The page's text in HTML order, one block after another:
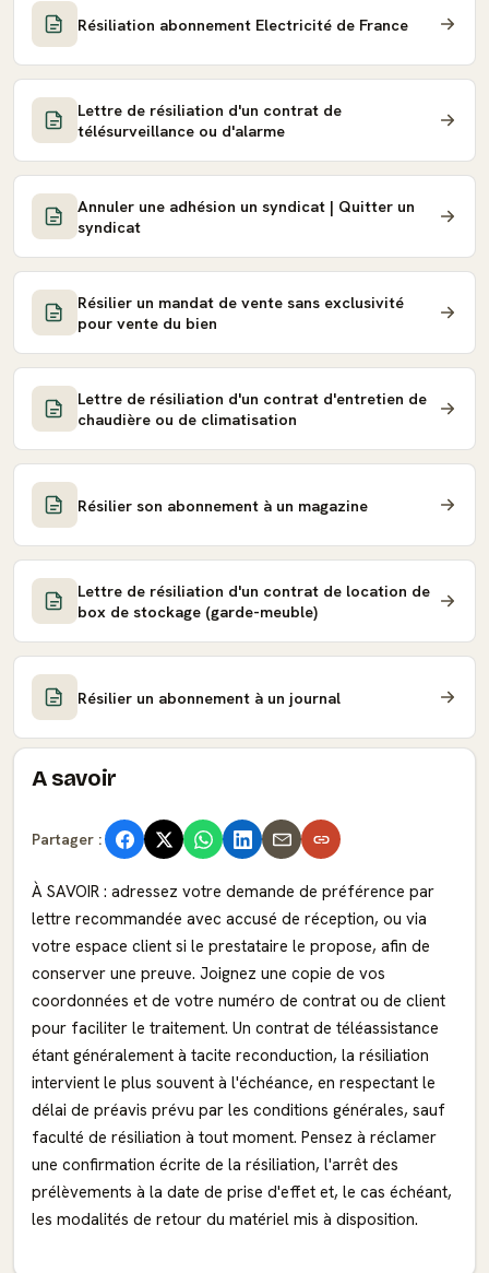
Résiliation abonnement Electricité de France
Lettre de résiliation d'un contrat de
télésurveillance ou d'alarme
Annuler une adhésion un syndicat | Quitter un
syndicat
Résilier un mandat de vente sans exclusivité
pour vente du bien
Lettre de résiliation d'un contrat d'entretien de
chaudière ou de climatisation
Résilier son abonnement à un magazine
Lettre de résiliation d'un contrat de location de
box de stockage (garde-meuble)
Résilier un abonnement à un journal
A savoir
Partager :
À SAVOIR : adressez votre demande de préférence par
lettre recommandée avec accusé de réception, ou via
votre espace client si le prestataire le propose, afin de
conserver une preuve. Joignez une copie de vos
coordonnées et de votre numéro de contrat ou de client
pour faciliter le traitement. Un contrat de téléassistance
étant généralement à tacite reconduction, la résiliation
intervient le plus souvent à l'échéance, en respectant le
délai de préavis prévu par les conditions générales, sauf
faculté de résiliation à tout moment. Pensez à réclamer
une confirmation écrite de la résiliation, l'arrêt des
prélèvements à la date de prise d'effet et, le cas échéant,
les modalités de retour du matériel mis à disposition.